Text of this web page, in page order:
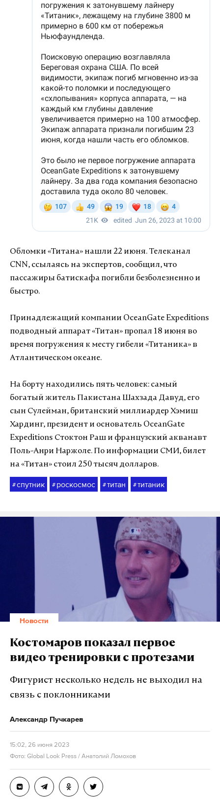
Обломки «Титана» нашли 22 июня. Телеканал
CNN, ссылаясь на экспертов, сообщил, что
пассажиры батискафа погибли безболезненно и
быстро.
Принадлежащий компании OceanGate Expeditions
подводный аппарат «Титан» пропал 18 июня во
время погружения к месту гибели «Титаника» в
Атлантическом океане.
На борту находились пять человек: самый
богатый житель Пакистана Шахзада Давуд, его
сын Сулейман, британский миллиардер Хэмиш
Хардинг, президент и основатель OceanGate
Expeditions Стоктон Раш и французский акванавт
Поль-Анри Наржоле. По информации СМИ, билет
на «Титан» стоил 250 тысяч долларов.
#спутник # роскосмос #титан #титаник
Новости
Костомаров показал первое
видео тренировки с протезами
Фигурист несколько недель не выходил на
связь с поклонниками
Александр Пучкарев
15:02, 26 июня 2023
Фото: Global Look Press / Анатолий Ломохов